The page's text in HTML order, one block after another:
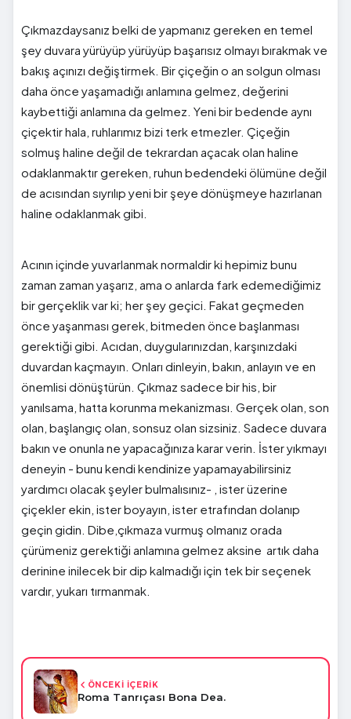
Çıkmazdaysanız belki de yapmanız gereken en temel
şey duvara yürüyüp yürüyüp başarısız olmayı bırakmak ve
bakış açınızı değiştirmek. Bir çiçeğin o an solgun olması
daha önce yaşamadığı anlamına gelmez, değerini
kaybettiği anlamına da gelmez. Yeni bir bedende aynı
çiçektir hala, ruhlarımız bizi terk etmezler. Çiçeğin
solmuş haline değil de tekrardan açacak olan haline
odaklanmaktır gereken, ruhun bedendeki ölümüne değil
de acısından sıyrılıp yeni bir şeye dönüşmeye hazırlanan
haline odaklanmak gibi.
Acının içinde yuvarlanmak normaldir ki hepimiz bunu
zaman zaman yaşarız, ama o anlarda fark edemediğimiz
bir gerçeklik var ki; her şey geçici. Fakat geçmeden
önce yaşanması gerek, bitmeden önce başlanması
gerektiği gibi. Acıdan, duygularınızdan, karşınızdaki
duvardan kaçmayın. Onları dinleyin, bakın, anlayın ve en
önemlisi dönüştürün. Çıkmaz sadece bir his, bir
yanılsama, hatta korunma mekanizması. Gerçek olan, son
olan, başlangıç olan, sonsuz olan sizsiniz. Sadece duvara
bakın ve onunla ne yapacağınıza karar verin. İster yıkmayı
deneyin - bunu kendi kendinize yapamayabilirsiniz
yardımcı olacak şeyler bulmalısınız- , ister üzerine
çiçekler ekin, ister boyayın, ister etrafından dolanıp
geçin gidin. Dibe,çıkmaza vurmuş olmanız orada
çürümeniz gerektiği anlamına gelmez aksine artık daha
derinine inilecek bir dip kalmadığı için tek bir seçenek
vardır, yukarı tırmanmak.
ÖNCEKİ İÇERİK
Roma Tanrıçası Bona Dea.